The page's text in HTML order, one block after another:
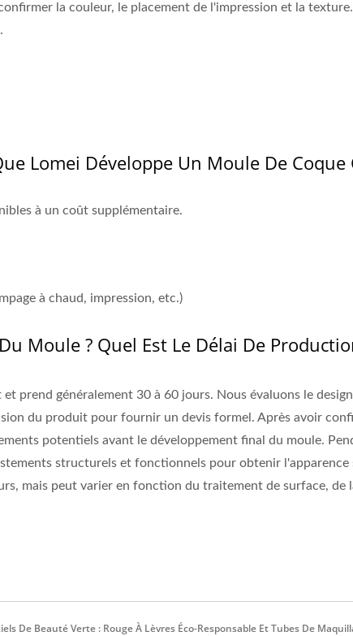
la couleur, le placement de l'impression et la
Lomei Développe Un Moule De Coque
à un coût supplémentaire.
à chaud, impression, etc.)
Moule ? Quel Est Le Délai De
prend généralement 30 à 60 jours. Nous évaluons le
du produit pour fournir un devis formel. Après avoir
potentiels avant le développement final du moule.
structurels et fonctionnels pour obtenir l'apparence
mais peut varier en fonction du traitement de surface, de
De Beauté Verte : Rouge À Lèvres Éco-Responsable Et Tubes De